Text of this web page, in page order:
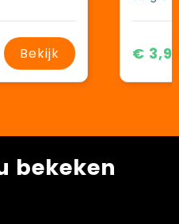
Bekijk €
bekeken